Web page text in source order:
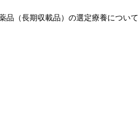
品（長期収載品）の選定療養について